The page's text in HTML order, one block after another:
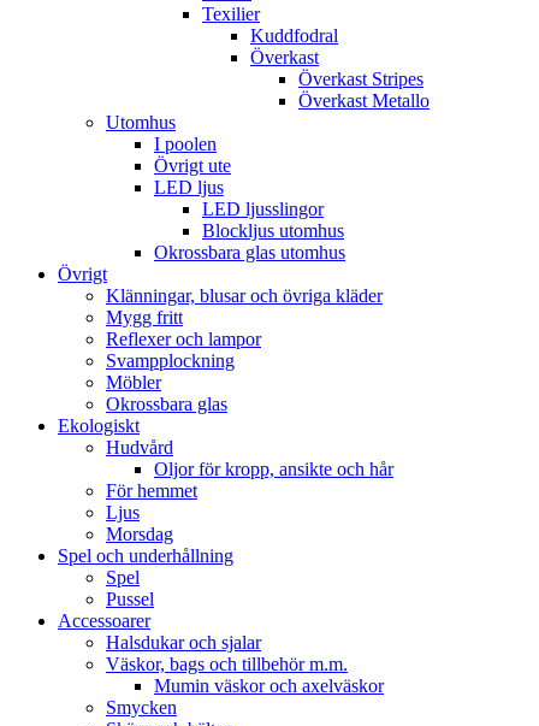
Texilier
Kuddfodral
Överkast
Överkast Stripes
Överkast Metallo
Utomhus
I poolen
Övrigt ute
LED ljus
LED ljusslingor
Blockljus utomhus
Okrossbara glas utomhus
Övrigt
Klänningar, blusar och övriga kläder
Mygg fritt
Reflexer och lampor
Svampplockning
Möbler
Okrossbara glas
Ekologiskt
Hudvård
Oljor för kropp, ansikte och hår
För hemmet
Ljus
Morsdag
Spel och underhållning
Spel
Pussel
Accessoarer
Halsdukar och sjalar
Väskor, bags och tillbehör m.m.
Mumin väskor och axelväskor
Smycken